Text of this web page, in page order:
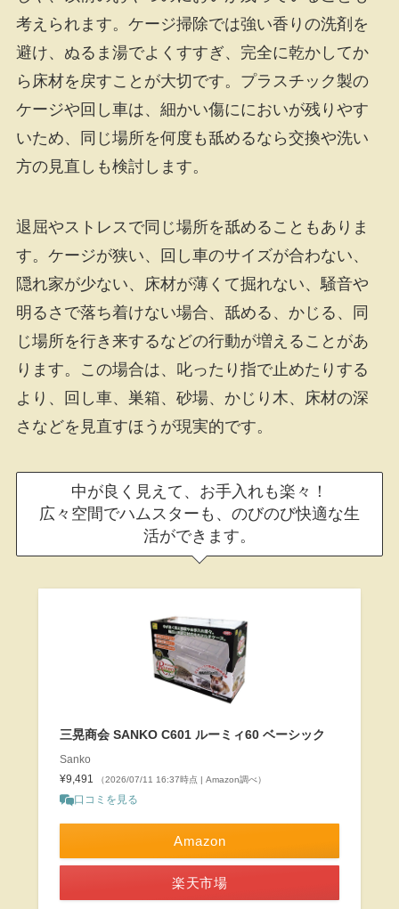
考えられます。ケージ掃除では強い香りの洗剤を
避け、ぬるま湯でよくすすぎ、完全に乾かしてか
ら床材を戻すことが大切です。プラスチック製の
ケージや回し車は、細かい傷ににおいが残りやす
いため、同じ場所を何度も舐めるなら交換や洗い
方の見直しも検討します。
退屈やストレスで同じ場所を舐めることもありま
す。ケージが狭い、回し車のサイズが合わない、
隠れ家が少ない、床材が薄くて掘れない、騒音や
明るさで落ち着けない場合、舐める、かじる、同
じ場所を行き来するなどの行動が増えることがあ
ります。この場合は、叱ったり指で止めたりする
より、回し車、巣箱、砂場、かじり木、床材の深
さなどを見直すほうが現実的です。
中が良く見えて、お手入れも楽々！
広々空間でハムスターも、のびのび快適な生
活ができます。
三晃商会 SANKO C601 ルーミィ60 ベーシック
Sanko
¥9,491
（2026/07/11 16:37時点 | Amazon調べ）
口コミを見る
Amazon
楽天市場